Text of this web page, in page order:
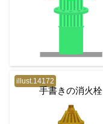
illust.14172
手書きの消火栓